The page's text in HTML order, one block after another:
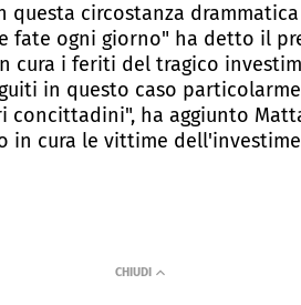
questa circostanza
fate ogni giorno" ha detto il
cura i feriti del tragico
in questo caso
concittadini", ha aggiunto
in cura le vittime